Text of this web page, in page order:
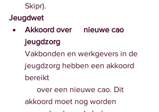
Skipr).
Jeugdwet
Akkoord over      nieuwe cao
jeugdzorg
Vakbonden en werkgevers in de
jeugdzorg hebben een akkoord
bereikt
akkoord moet nog worden